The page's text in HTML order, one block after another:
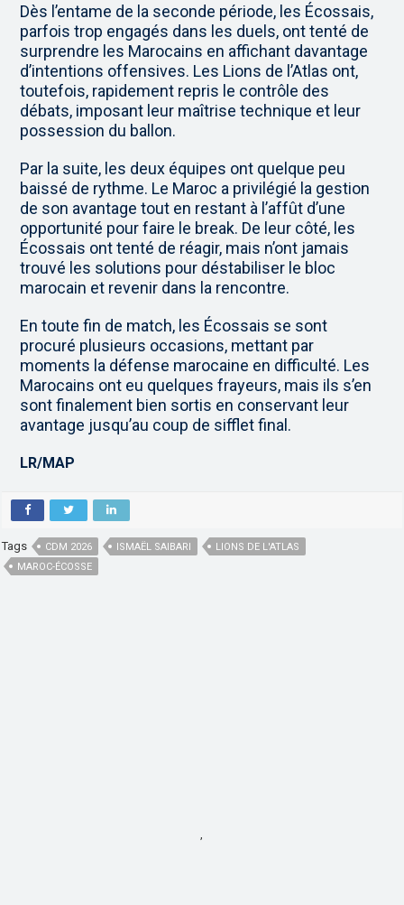
Dès l’entame de la seconde période, les Écossais,
parfois trop engagés dans les duels, ont tenté de
surprendre les Marocains en affichant davantage
d’intentions offensives. Les Lions de l’Atlas ont,
toutefois, rapidement repris le contrôle des
débats, imposant leur maîtrise technique et leur
possession du ballon.
Par la suite, les deux équipes ont quelque peu
baissé de rythme. Le Maroc a privilégié la gestion
de son avantage tout en restant à l’affût d’une
opportunité pour faire le break. De leur côté, les
Écossais ont tenté de réagir, mais n’ont jamais
trouvé les solutions pour déstabiliser le bloc
marocain et revenir dans la rencontre.
En toute fin de match, les Écossais se sont
procuré plusieurs occasions, mettant par
moments la défense marocaine en difficulté. Les
Marocains ont eu quelques frayeurs, mais ils s’en
sont finalement bien sortis en conservant leur
avantage jusqu’au coup de sifflet final.
LR/MAP
Tags CDM 2026 ISMAËL SAIBARI
LIONS DE L'ATLAS
MAROC-ÉCOSSE